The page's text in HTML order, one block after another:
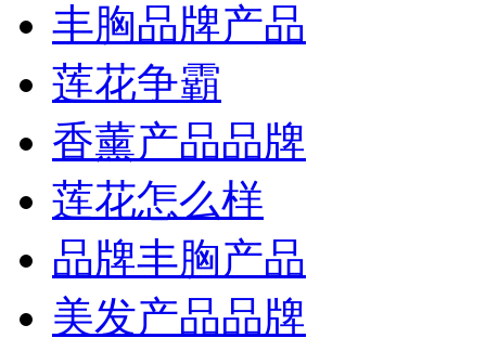
丰胸品牌产品
莲花争霸
香薰产品品牌
莲花怎么样
品牌丰胸产品
美发产品品牌